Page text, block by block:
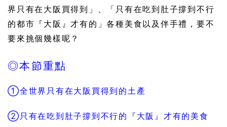
界只有在大阪買得到」 、
「只有在吃到肚子撐到不行
的都市『大阪』才有的」各種美食以及伴手禮，要不
要來挑個幾樣呢？
◎本節重點
①全世界只有在大阪買得到的土產
②只有在吃到肚子撐到不行的『大阪』才有的美食